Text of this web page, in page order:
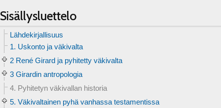
Sisällysluettelo
Lähdekirjallisuus
1. Uskonto ja väkivalta
2 René Girard ja pyhitetty väkivalta
3 Girardin antropologia
4. Pyhitetyn väkivallan historia
5. Väkivaltainen pyhä vanhassa testamentissa